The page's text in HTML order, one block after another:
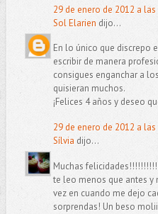
29 de enero de 2012 a las
Sol Elarien dijo...
En lo único que discrepo
escribir de manera
consigues enganchar a
quisieran muchos.
¡Felices 4 años y deseo
29 de enero de 2012 a las
Sílvia dijo...
Muchas
te leo menos que antes y
vez en cuando me dejo
sorprendas! Un beso